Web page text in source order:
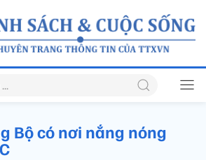
Bộ có nơi nắng nóng